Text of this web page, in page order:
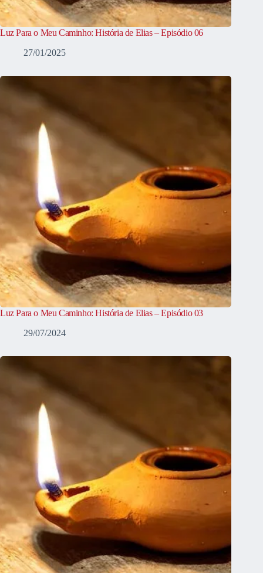
Luz Para o Meu Caminho: História de Elias – Episódio 06
27/01/2025
Luz Para o Meu Caminho: História de Elias – Episódio 03
29/07/2024